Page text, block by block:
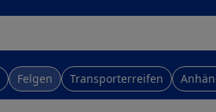
Felgen Transporterreifen